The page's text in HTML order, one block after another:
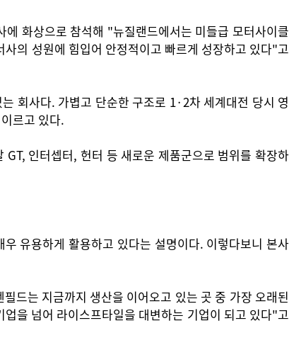
화상으로 참석해 "뉴질랜드에서는 미들급 모터사이클
의 성원에 힘입어 안정적이고 빠르게 성장하고 있다"고
회사다. 가볍고 단순한 구조로 1·2차 세계대전 당시 영
르고 있다.
인터셉터, 헌터 등 새로운 제품군으로 범위를 확장하
유용하게 활용하고 있다는 설명이다. 이렇다보니 본사
드는 지금까지 생산을 이어오고 있는 곳 중 가장 오래된
을 넘어 라이스프타일을 대변하는 기업이 되고 있다"고